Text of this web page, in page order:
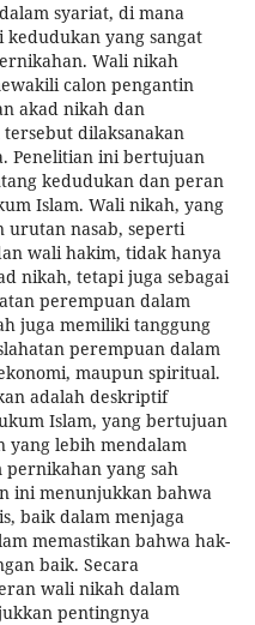
syariat, di mana
yang sangat
Wali nikah
calon pengantin
akad nikah dan
dilaksanakan
Penelitian ini bertujuan
kedudukan dan peran
Islam. Wali nikah, yang
urutan nasab, seperti
wali hakim, tidak hanya
nikah, tetapi juga sebagai
perempuan dalam
juga memiliki tanggung
perempuan dalam
maupun spiritual.
adalah deskriptif
Islam, yang bertujuan
yang lebih mendalam
yang sah
ini menunjukkan bahwa
baik dalam menjaga
memastikan bahwa hak-
baik. Secara
wali nikah dalam
pentingnya